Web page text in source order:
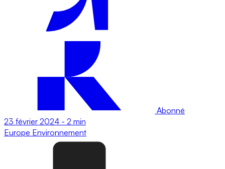
Abonné
23 février 2024 - 2 min
Europe Environnement